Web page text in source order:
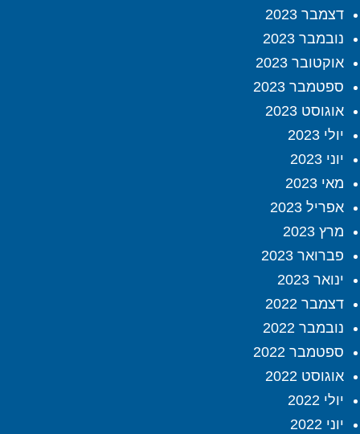
דצמבר 2023
נובמבר 2023
אוקטובר 2023
ספטמבר 2023
אוגוסט 2023
יולי 2023
יוני 2023
מאי 2023
אפריל 2023
מרץ 2023
פברואר 2023
ינואר 2023
דצמבר 2022
נובמבר 2022
ספטמבר 2022
אוגוסט 2022
יולי 2022
יוני 2022